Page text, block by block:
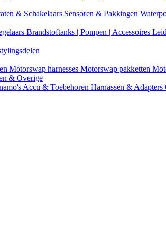
& Schakelaars Sensoren & Pakkingen
Brandstoftanks | Pompen | Accessoires
Motorswap harnesses Motorswap pakketten
& Overige
Accu & Toebehoren Harnassen & Adapters